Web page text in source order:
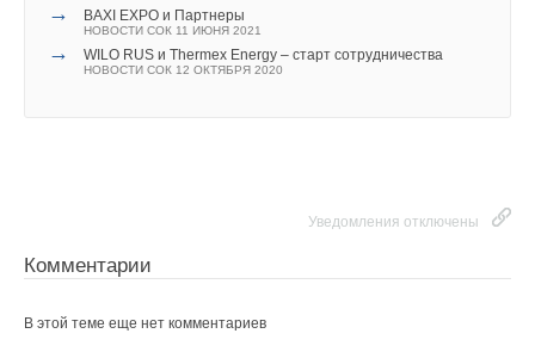
→ BAXI EXPO и Партнеры
НОВОСТИ СОК 11 ИЮНЯ 2021
→ WILO RUS и Thermex Energy – старт сотрудничества
НОВОСТИ СОК 12 ОКТЯБРЯ 2020
Уведомления отключены
Комментарии
В этой теме еще нет комментариев